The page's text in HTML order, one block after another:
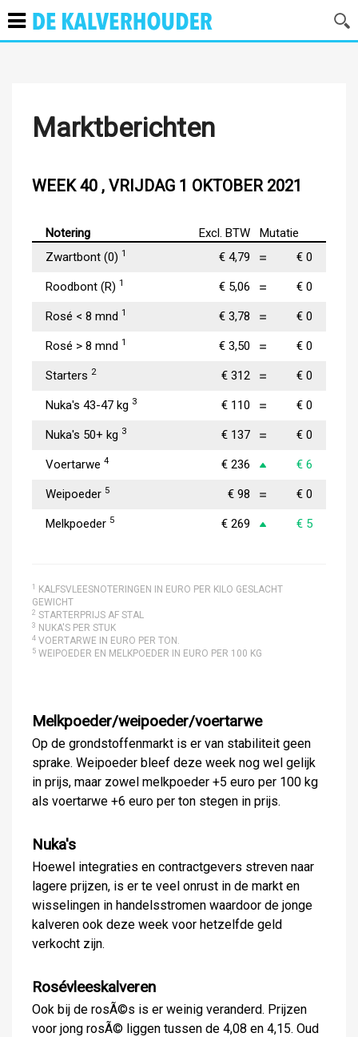
Marktberichten
WEEK 40 , VRIJDAG 1 OKTOBER 2021
Notering Excl. BTW
Mutatie
Zwartbont (0) 1 € 4,79 € 0
Roodbont (R) 1 € 5,06 € 0
Rosé < 8 mnd 1 € 3,78 € 0
Rosé > 8 mnd 1 € 3,50 € 0
Starters 2 € 312 € 0
Nuka's 43-47 kg 3 € 110 € 0
Nuka's 50+ kg 3 € 137 € 0
Voertarwe 4 € 236 € 6
Weipoeder 5 € 98 € 0
Melkpoeder 5 € 269 € 5
1
KALFSVLEESNOTERINGEN IN EURO PER KILO GESLACHT
GEWICHT
2 STARTERPRIJS AF STAL
3 NUKA'S PER STUK
4 VOERTARWE IN EURO PER TON.
5 WEIPOEDER EN MELKPOEDER IN EURO PER 100 KG
Melkpoeder/weipoeder/voertarwe
Op de grondstoffenmarkt is er van stabiliteit geen
sprake. Weipoeder bleef deze week nog wel gelijk
in prijs, maar zowel melkpoeder +5 euro per 100 kg
als voertarwe +6 euro per ton stegen in prijs.
Nuka's
Hoewel integraties en contractgevers streven naar
lagere prijzen, is er te veel onrust in de markt en
wisselingen in handelsstromen waardoor de jonge
kalveren ook deze week voor hetzelfde geld
verkocht zijn.
Rosévleeskalveren
Ook bij de rosÃ©s is er weinig veranderd. Prijzen
voor jong rosÃ© liggen tussen de 4,08 en 4,15. Oud